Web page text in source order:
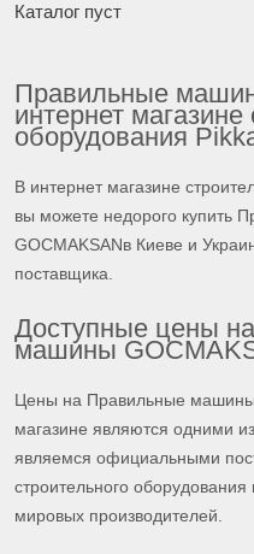
Каталог пуст
Правильные
интернет магазине
оборудования
В интернет магазине
вы можете недорого купить
GOCMAKSANв Киеве и
поставщика.
Доступные цены
машины
Цены на Правильные
магазине являются одними
являемся официальными
строительного
мировых производителей.